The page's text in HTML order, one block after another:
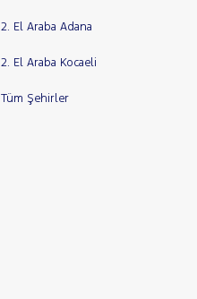
2. El Araba Adana
2. El Araba Kocaeli
Tüm Şehirler